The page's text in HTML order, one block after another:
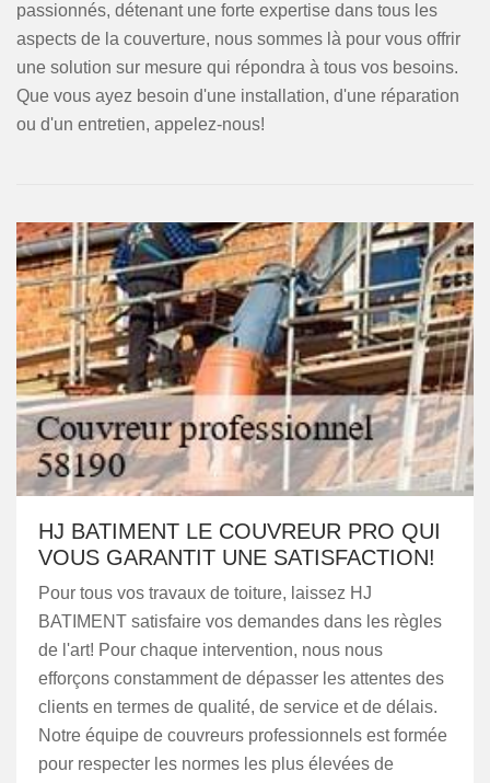
passionnés, détenant une forte expertise dans tous les
aspects de la couverture, nous sommes là pour vous offrir
une solution sur mesure qui répondra à tous vos besoins.
Que vous ayez besoin d'une installation, d'une réparation
ou d'un entretien, appelez-nous!
HJ BATIMENT LE COUVREUR PRO QUI
VOUS GARANTIT UNE SATISFACTION!
Pour tous vos travaux de toiture, laissez HJ
BATIMENT satisfaire vos demandes dans les règles
de l'art! Pour chaque intervention, nous nous
efforçons constamment de dépasser les attentes des
clients en termes de qualité, de service et de délais.
Notre équipe de couvreurs professionnels est formée
pour respecter les normes les plus élevées de